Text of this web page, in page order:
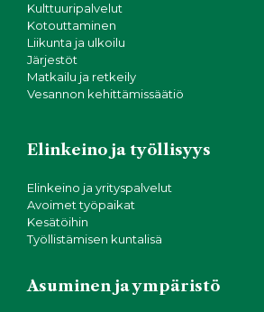
Kulttuuripalvelut
Kotouttaminen
Liikunta ja ulkoilu
Järjestöt
Matkailu ja retkeily
Vesannon kehittämissäätiö
Elinkeino ja työllisyys
Elinkeino ja yrityspalvelut
Avoimet työpaikat
Kesätöihin
Työllistämisen kuntalisä
Asuminen ja ympäristö